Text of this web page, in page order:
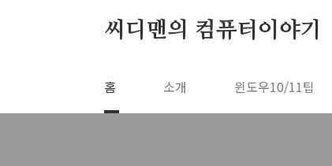
씨디맨의 컴퓨터이야기
홈 소개 윈도우10/11팁